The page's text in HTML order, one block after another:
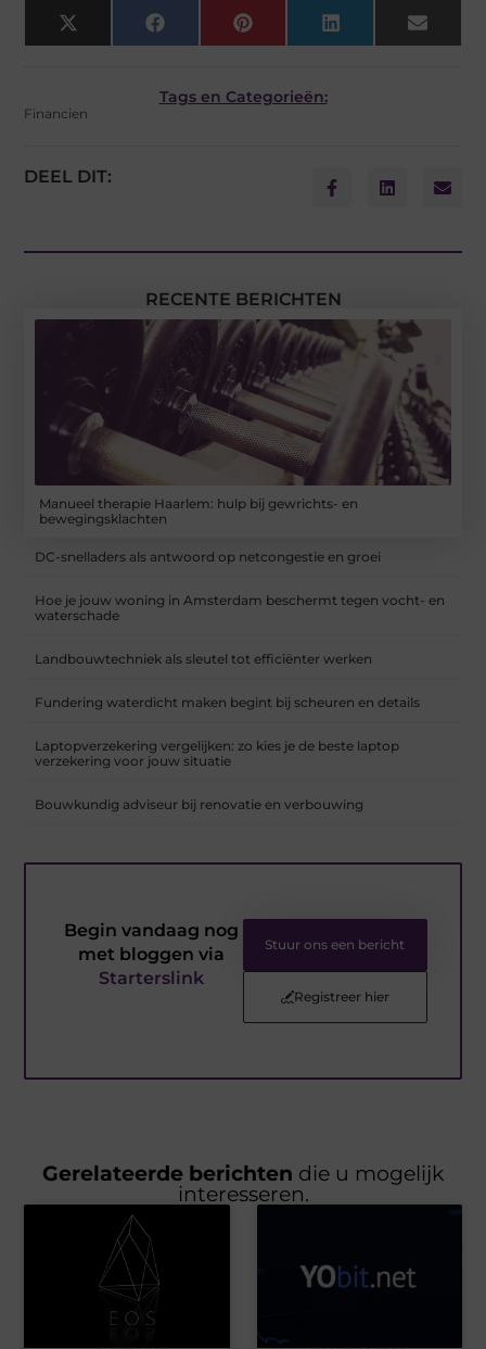
X
(Twitter)
Facebook Pinterest LinkedIn Email
Tags en Categorieën:
Financien
DEEL DIT:
RECENTE BERICHTEN
Manueel therapie Haarlem: hulp bij gewrichts- en
bewegingsklachten
DC-snelladers als antwoord op netcongestie en groei
Hoe je jouw woning in Amsterdam beschermt tegen vocht- en
waterschade
Landbouwtechniek als sleutel tot efficiënter werken
Fundering waterdicht maken begint bij scheuren en details
Laptopverzekering vergelijken: zo kies je de beste laptop
verzekering voor jouw situatie
Bouwkundig adviseur bij renovatie en verbouwing
Begin vandaag nog
met bloggen via
Starterslink
Stuur ons een bericht
Registreer hier
Gerelateerde berichten die u mogelijk
interesseren.